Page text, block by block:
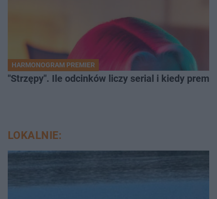
HARMONOGRAM PREMIER
"Strzępy". Ile odcinków liczy serial i kiedy
LOKALNIE: